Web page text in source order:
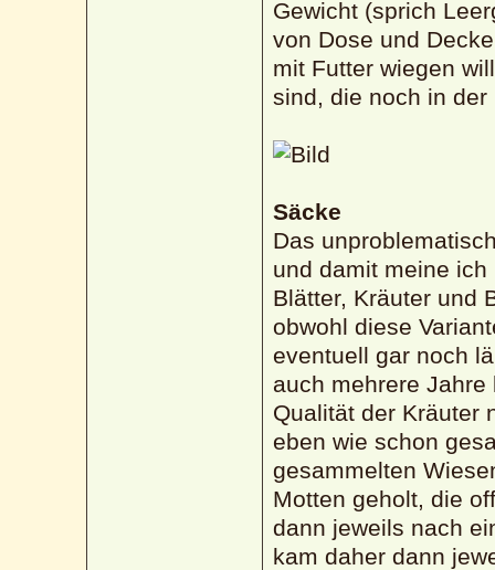
Gewicht (sprich
von Dose und
mit Futter wiegen
sind, die noch in der
Säcke
Das
und damit meine
Blätter, Kräuter und
obwohl diese
eventuell gar noch
auch mehrere
Qualität der Kräuter
eben wie schon
gesammelten
Motten geholt, die
dann jeweils nach
kam daher dann